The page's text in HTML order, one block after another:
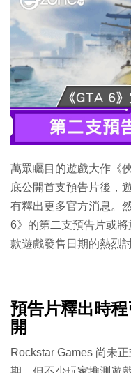
EduTech
IT Times
生成式AI與雲端應用
Enterprise Digital
特集
萬眾矚目的遊戲大作《
底公開首支預告片後，
有釋出更多官方消息。
6》的第二支預告片或
款遊戲發售日期的熱烈討
預告片釋出時
開
Rockstar Games 尚未